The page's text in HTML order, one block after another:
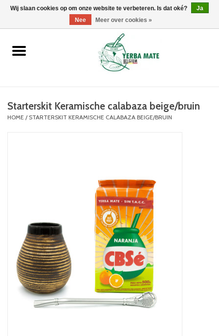
0 Artikelen - €0,00
Home
Producten
Starterskit Keramische calabaza beige/bruin
HOME / STARTERSKIT KERAMISCHE CALABAZA BEIGE/BRUIN
Wij slaan cookies op om onze website te verbeteren. Is dat oké?
Ja
Nee
Meer over cookies »